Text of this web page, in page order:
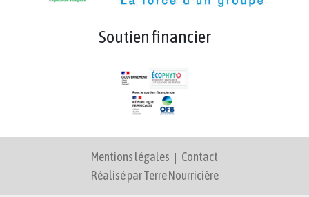
Soutien financier
Mentions légales | Contact
Réalisé par Terre Nourricière